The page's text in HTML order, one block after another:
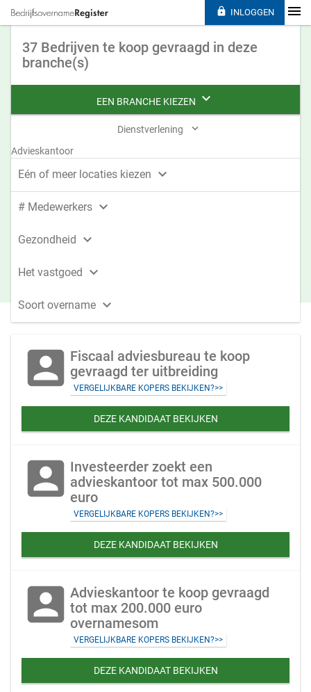
37 Bedrijven te koop gevraagd in deze
branche(s)
EEN BRANCHE KIEZEN 
Dienstverlening 
Advieskantoor
Eén of meer locaties kiezen 
# Medewerkers 
Gezondheid 
Het vastgoed 
Soort overname 
account_box Fiscaal adviesbureau te koop
gevraagd ter uitbreiding
VERGELIJKBARE KOPERS BEKIJKEN?>>
DEZE KANDIDAAT BEKIJKEN
account_box Investeerder zoekt een
advieskantoor tot max 500.000
euro
VERGELIJKBARE KOPERS BEKIJKEN?>>
DEZE KANDIDAAT BEKIJKEN
account_box Advieskantoor te koop gevraagd
tot max 200.000 euro
overnamesom
VERGELIJKBARE KOPERS BEKIJKEN?>>
DEZE KANDIDAAT BEKIJKEN
 INLOGGEN